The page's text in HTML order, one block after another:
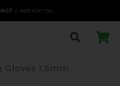
V. KØB FOR 750,-
Gloves 1,5mm